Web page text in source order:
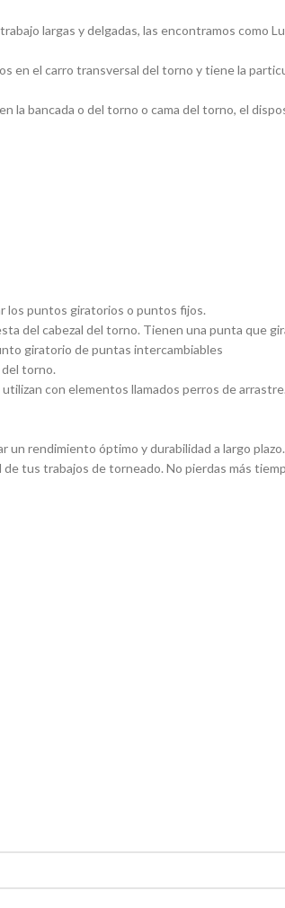
largas y delgadas, las encontramos como
en el carro transversal del torno y tiene la
la bancada o del torno o cama del torno, el
los puntos giratorios o puntos fijos.
del cabezal del torno. Tienen una punta que
giratorio de puntas intercambiables
torno.
con elementos llamados perros de arrastre.
rendimiento óptimo y durabilidad a largo
tus trabajos de torneado. No pierdas más